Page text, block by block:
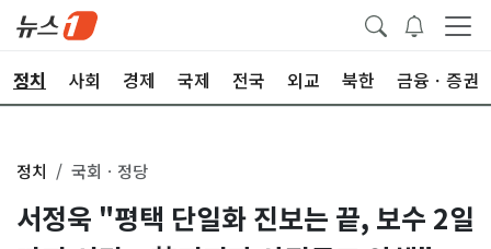
정치 사회 경제 국제 전국 외교 북한 금융ㆍ증권
정치 국회ㆍ정당
서정욱 "평택 단일화 진보는 끝, 보수 2일